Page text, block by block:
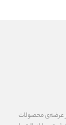
همراهان گرامی، فعالیت خود را از سال 1399 تا به حال در عرضه‌ی محصولات